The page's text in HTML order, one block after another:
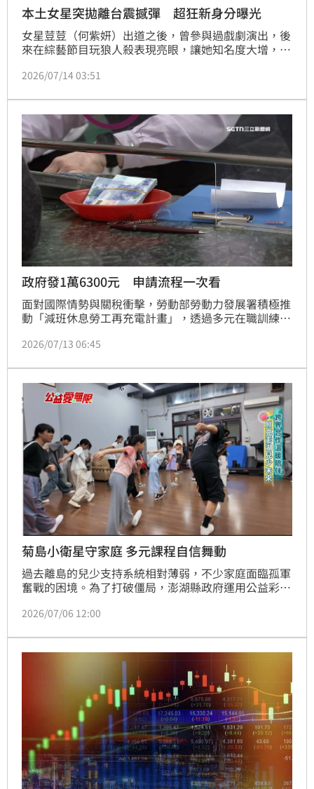
本土女星突拋離台震撼彈 超狂新身分曝光
女星荳荳（何紫妍）出道之後，曾參與過戲劇演出，後
來在綜藝節目玩狼人殺表現亮眼，讓她知名度大增，近
蔡佩伶報導
2026/07/14 03:51
政府發1萬6300元 申請流程一次看
面對國際情勢與關稅衝擊，勞動部勞動力發展署積極推
動「減班休息勞工再充電計畫」，透過多元在職訓練與
津貼。計畫同時支持企業辦理員工訓練，維持僱用規模
力。勞工除由企業通報外，現亦可自行向地方勞工主管
機關通報減班事實，以利即時獲得政府資源支持。此舉
旨在穩定就業市場，協助勞雇雙方攜手度過景氣寒冬，
在產業復甦時能迅速接軌，降低轉型與人才培訓成本，
達成勞資雙贏局面。
2026/07/13 06:45
菊島小衛星守家庭 多元課程自信舞動
過去離島的兒少支持系統相對薄弱，不少家庭面臨孤軍
奮戰的困境。為了打破僵局，澎湖縣政府運用公益彩券
的課後照顧，變成兒少與家庭的「全方位支持網絡」。
母的育兒重擔，更讓菊島的孩子們發展不設限，閃耀出
自信光芒！
2026/07/06 12:00